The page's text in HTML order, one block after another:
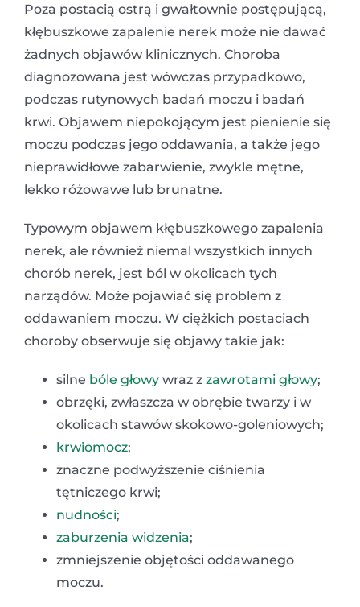
Poza postacią ostrą i gwałtownie postępującą,
kłębuszkowe zapalenie nerek może nie dawać
żadnych objawów klinicznych. Choroba
diagnozowana jest wówczas przypadkowo,
podczas rutynowych badań moczu i badań
krwi. Objawem niepokojącym jest pienienie się
moczu podczas jego oddawania, a także jego
nieprawidłowe zabarwienie, zwykle mętne,
lekko różowawe lub brunatne.
Typowym objawem kłębuszkowego zapalenia
nerek, ale również niemal wszystkich innych
chorób nerek, jest ból w okolicach tych
narządów. Może pojawiać się problem z
oddawaniem moczu. W ciężkich postaciach
choroby obserwuje się objawy takie jak:
silne bóle głowy wraz z zawrotami głowy;
obrzęki, zwłaszcza w obrębie twarzy i w
okolicach stawów skokowo-goleniowych;
krwiomocz;
znaczne podwyższenie ciśnienia
tętniczego krwi;
nudności;
zaburzenia widzenia;
zmniejszenie objętości oddawanego
moczu.